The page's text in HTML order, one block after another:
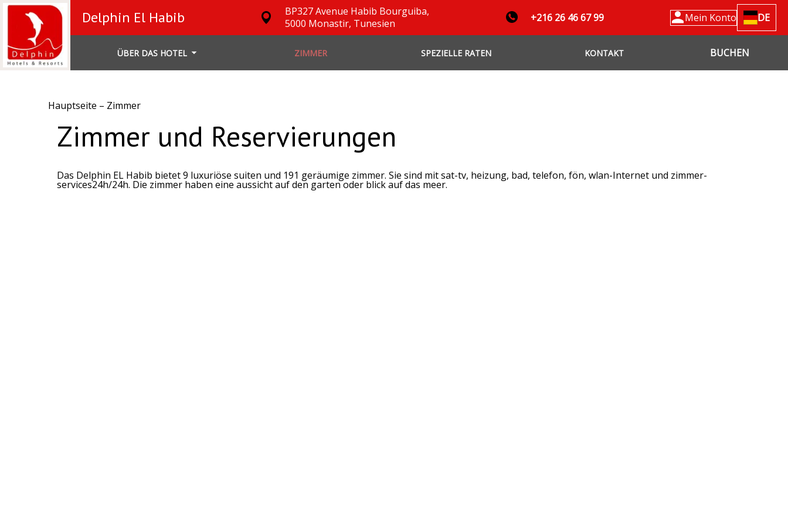
Delphin El Habib
BP327 Avenue Habib Bourguiba,
5000 Monastir, Tunesien
+216 26 46 67 99 Mein Konto DE
ÜBER DAS HOTEL ZIMMER SPEZIELLE RATEN KONTAKT BUCHEN
Hauptseite – Zimmer
Zimmer und Reservierungen
Das Delphin EL Habib bietet 9 luxuriöse suiten und 191 geräumige zimmer. Sie sind mit sat-tv, heizung, bad, telefon, fön, wlan-Internet und zimmer-
services24h/24h. Die zimmer haben eine aussicht auf den garten oder blick auf das meer.